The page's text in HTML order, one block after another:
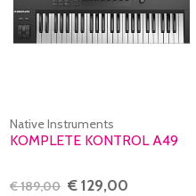
Native Instruments
KOMPLETE KONTROL A49
€ 189,00 € 129,00